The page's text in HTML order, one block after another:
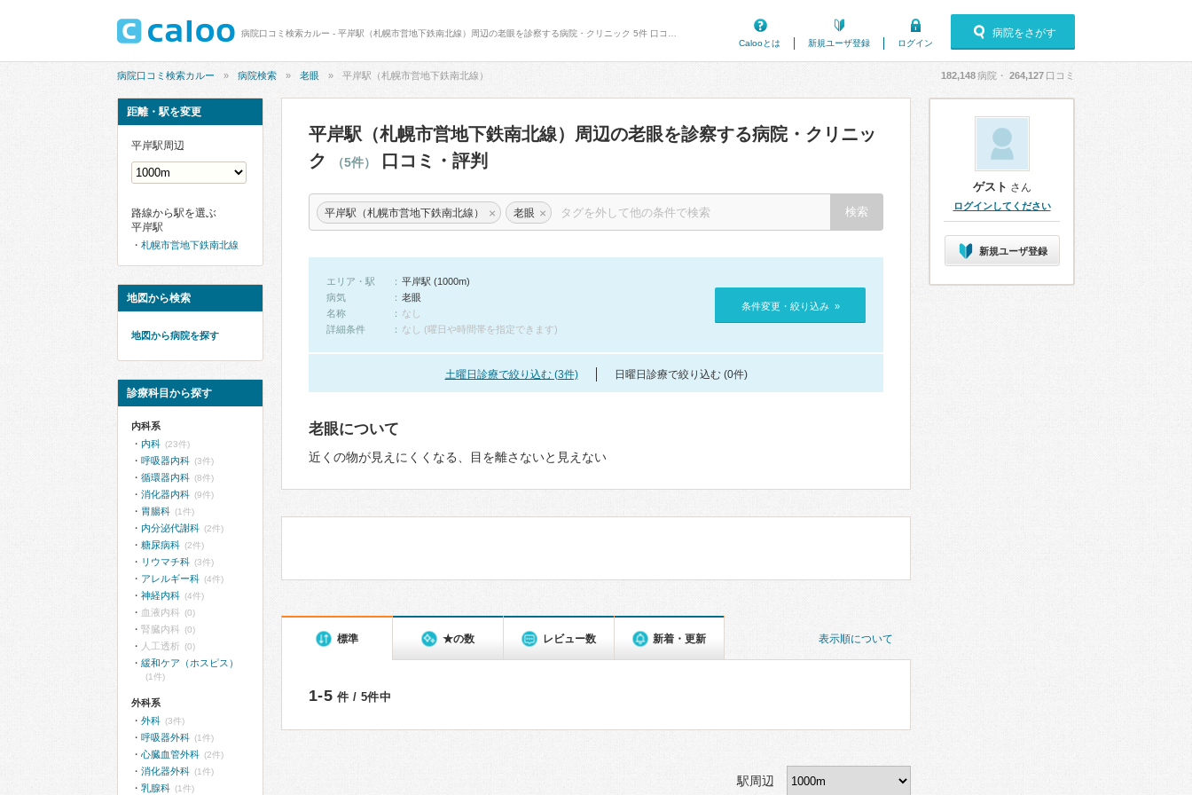
Calooとは
新規ユーザ登録 ログイン
病院をさがす
病院口コミ検索カルー 病院検索 老眼 平岸駅（札幌市営地下鉄南北線） 182,148病院・ 264,127 口コミ
平岸駅（札幌市営地下鉄南北線）周辺の老眼を診察する病院・クリニッ
ク
（5件） 口コミ・評判
平岸駅（札幌市営地下鉄南北線） × 老眼 ×
エリア・駅
平岸駅 (1000m)
病気
老眼
名称
なし
詳細条件
なし (曜日や時間帯を指定できます)
条件変更・絞り込み »
土曜日診療で絞り込む (3件) 日曜日診療で絞り込む (0件)
老眼について
近くの物が見えにくくなる、目を離さないと見えない
表示順について
標準 ★の数 レビュー数 新着・更新
1-5 件 / 5件中
駅周辺
距離・駅を変更
平岸駅周辺
路線から駅を選ぶ
平岸駅
札幌市営地下鉄南北線
地図から検索
地図から病院を探す
診療科目から探す
内科系
内科 (23件)
呼吸器内科 (3件)
循環器内科 (8件)
消化器内科 (9件)
胃腸科 (1件)
内分泌代謝科 (2件)
糖尿病科 (2件)
リウマチ科 (3件)
アレルギー科 (4件)
神経内科 (4件)
血液内科 (0)
腎臓内科 (0)
人工透析 (0)
緩和ケア（ホスピス）
(1件)
外科系
外科 (3件)
呼吸器外科 (1件)
心臓血管外科 (2件)
消化器外科 (1件)
乳腺科 (1件)
ゲスト さん
ログインしてください
新規ユーザ登録